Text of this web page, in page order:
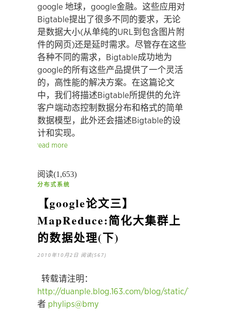
google 地球，google金融。这些应用对
Bigtable提出了很多不同的要求，无论
是数据大小(从单纯的URL到包含图片附
件的网页)还是延时需求。尽管存在这些
各种不同的需求，Bigtable成功地为
google的所有这些产品提供了一个灵活
的，高性能的解决方案。在这篇论文
中，我们将描述Bigtable所提供的允许
客户端动态控制数据分布和格式的简单
数据模型，此外还会描述Bigtable的设
计和实现。
read more
阅读(1,653)
分布式系统
【google论文三】
MapReduce:简化大集群上
的数据处理(下)
2010年10月2日 阅读(567)
转载请注明：
http://duanple.blog.163.com/blog/static/
者 phylips@bmy